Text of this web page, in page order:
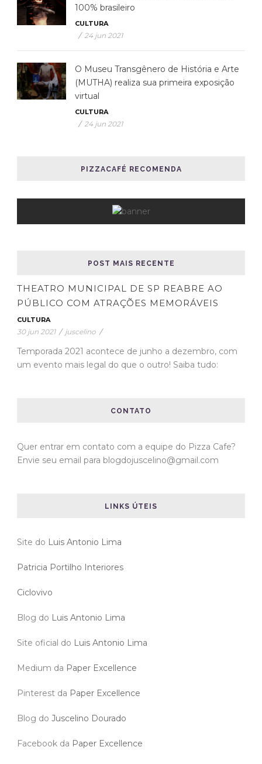
100% brasileiro
CULTURA
/ 24 jun 2021
O Museu Transgênero de História e Arte
(MUTHA) realiza sua primeira exposição
virtual
CULTURA
/ 24 jun 2021
PIZZACAFÉ RECOMENDA
POST MAIS RECENTE
THEATRO MUNICIPAL DE SP REABRE AO
PÚBLICO COM ATRAÇÕES MEMORÁVEIS
CULTURA
30 jun 2021 / juscelino /
Temporada 2021 acontece de junho a dezembro, com
um evento mais legal do que o outro! Saiba tudo:
CONTATO
Quer entrar em contato com a equipe do Pizza Cafe?
Envie seu email para blogdojuscelino@gmail.com
LINKS ÚTEIS
Site do Luis Antonio Lima
Patricia Portilho Interiores
Ciclovivo
Blog do Luis Antonio Lima
Site oficial do Luis Antonio Lima
Medium da Paper Excellence
Pinterest da Paper Excellence
Blog do Juscelino Dourado
Facebook da Paper Excellence